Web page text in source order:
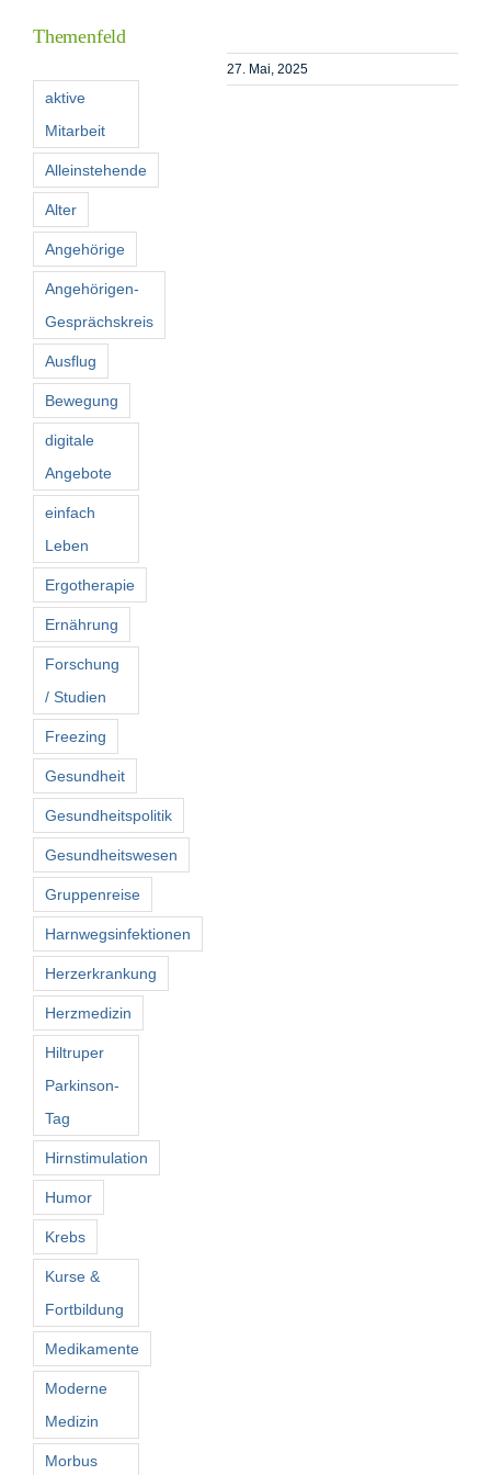
Förderer
27. Mai, 2025
Themenfeld
aktive
Mitarbeit
Alleinstehende
Alter
Angehörige
Angehörigen-
Gesprächskreis
Ausflug
Bewegung
digitale
Angebote
einfach
Leben
Ergotherapie
Ernährung
Forschung
/ Studien
Freezing
Gesundheit
Gesundheitspolitik
Gesundheitswesen
Gruppenreise
Harnwegsinfektionen
Herzerkrankung
Herzmedizin
Hiltruper
Parkinson-
Tag
Hirnstimulation
Humor
Krebs
Kurse &
Fortbildung
Medikamente
Moderne
Medizin
Morbus